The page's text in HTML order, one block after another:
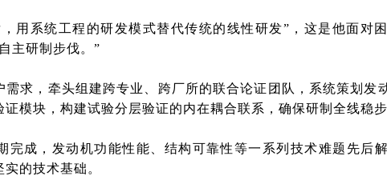
用系统工程的研发模式替代传统的线性研发”，这是他面对
主研制步伐。”
需求，牵头组建跨专业、跨厂所的联合论证团队，系统策划发
模块，构建试验分层验证的内在耦合联系，确保研制全线稳步
完成，发动机功能性能、结构可靠性等一系列技术难题先后
的技术基础。